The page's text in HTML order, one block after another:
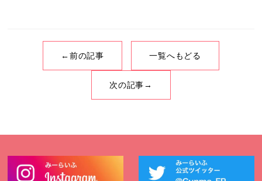
←前の記事 一覧へもどる
次の記事→